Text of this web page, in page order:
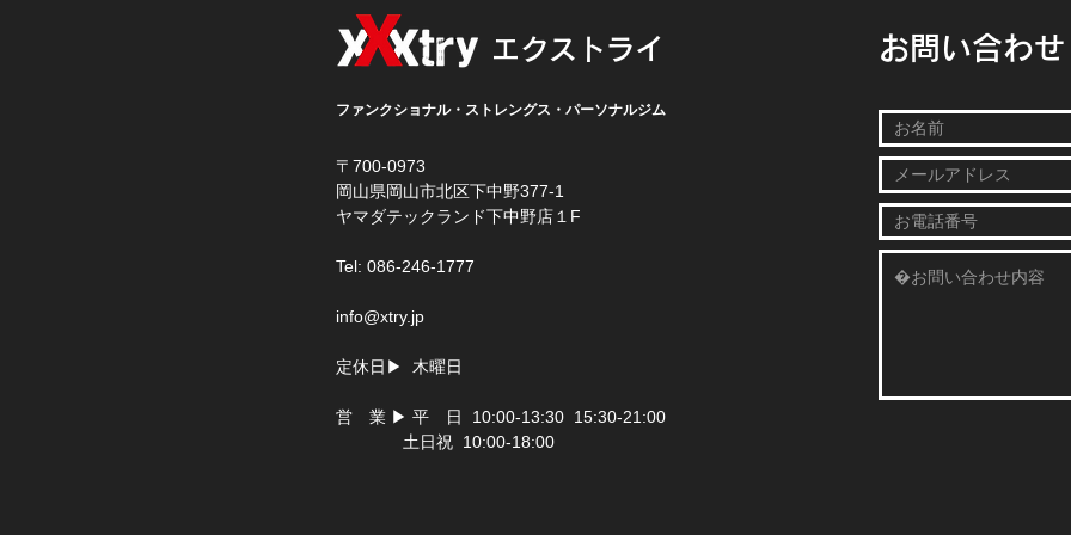
エクストライ
ファンクショナル・ストレングス・パーソナルジム
〒700-0973
岡山県岡山市北区下中野377-1
​ヤマダテックランド下中野店１F
Tel: 086-246-1777
info@xtry.jp
定休日▶ 木曜日
営 業 ▶ 平 日 10:00-13:30 15:30-21:00
土日祝 10:00-18:00
お問い合わせ